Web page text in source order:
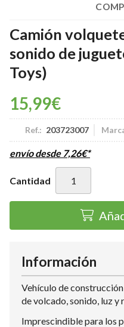
Camión
sonido de
Toys)
15,99€
Ref.: 203723007
envío desde 7,26€*
Cantidad
Información
Vehículo de
de volcado, sonido, luz y
Imprescindible para los